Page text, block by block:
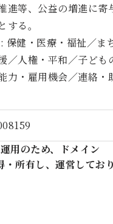
進等、公益の増進に寄
する。
保健・医療・福祉／ま
／人権・平和／子ども
力・雇用機会／連絡・
のため、ドメイン
有し、運営しており